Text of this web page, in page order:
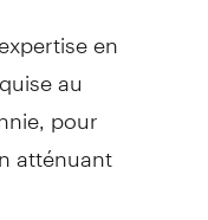
en
au
pour
atténuant